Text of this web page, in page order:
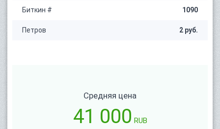
Биткин # 1090
Петров 2 руб.
Средняя цена
41 000 RUB